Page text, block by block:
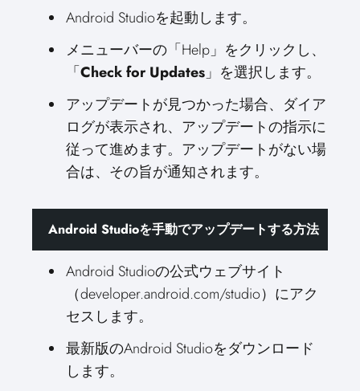
Android Studioを起動します。
メニューバーの「Help」をクリックし、
「Check for Updates 」を選択します。
アップデートが見つかった場合、ダイア
ログが表示され、アップデートの指示に
従って進めます。アップデートがない場
合は、その旨が通知されます。
Android Studioを手動でアップデートする方法
Android Studioの公式ウェブサイト
（developer.android.com/studio）にアク
セスします。
最新版のAndroid Studioをダウンロード
します。